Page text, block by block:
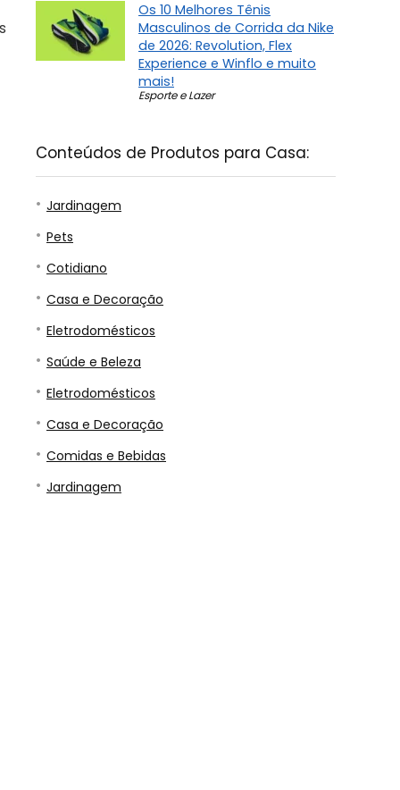
Os 10 Melhores Tênis
Masculinos de Corrida da Nike
de 2026: Revolution, Flex
Experience e Winflo e muito
mais!
Esporte e Lazer
Conteúdos de Produtos para Casa:
Jardinagem
Pets
Cotidiano
Casa e Decoração
Eletrodomésticos
Saúde e Beleza
Eletrodomésticos
Casa e Decoração
Comidas e Bebidas
Jardinagem